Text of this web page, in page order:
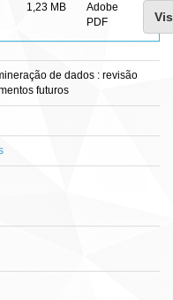
1,23 MB
Adobe
PDF
de dados : revisão
futuros